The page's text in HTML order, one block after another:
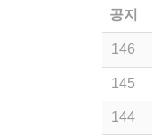
공지
146
145
144